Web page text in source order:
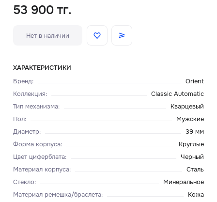
53 900 тг.
Нет в наличии
ХАРАКТЕРИСТИКИ
Бренд:
Orient
Коллекция:
Classic Automatic
Тип механизма:
Кварцевый
Пол:
Мужские
Диаметр:
39 мм
Форма корпуса:
Круглые
Цвет циферблата:
Черный
Материал корпуса:
Сталь
Стекло:
Минеральное
Материал ремешка/браслета:
Кожа